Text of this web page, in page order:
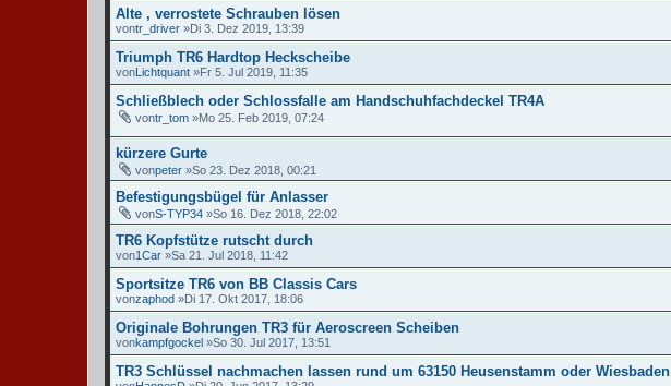
Alte , verrostete Schrauben lösen
vontr_driver »Di 3. Dez 2019, 13:39
Triumph TR6 Hardtop Heckscheibe
vonLichtquant »Fr 5. Jul 2019, 11:35
Schließblech oder Schlossfalle am Handschuhfachdeckel TR4A
vontr_tom »Mo 25. Feb 2019, 07:24
kürzere Gurte
vonpeter »So 23. Dez 2018, 00:21
Befestigungsbügel für Anlasser
vonS-TYP34 »So 16. Dez 2018, 22:02
TR6 Kopfstütze rutscht durch
von1Car »Sa 21. Jul 2018, 11:42
Sportsitze TR6 von BB Classis Cars
vonzaphod »Di 17. Okt 2017, 18:06
Originale Bohrungen TR3 für Aeroscreen Scheiben
vonkampfgockel »So 30. Jul 2017, 13:51
TR3 Schlüssel nachmachen lassen rund um 63150 Heusenstamm oder Wiesbaden